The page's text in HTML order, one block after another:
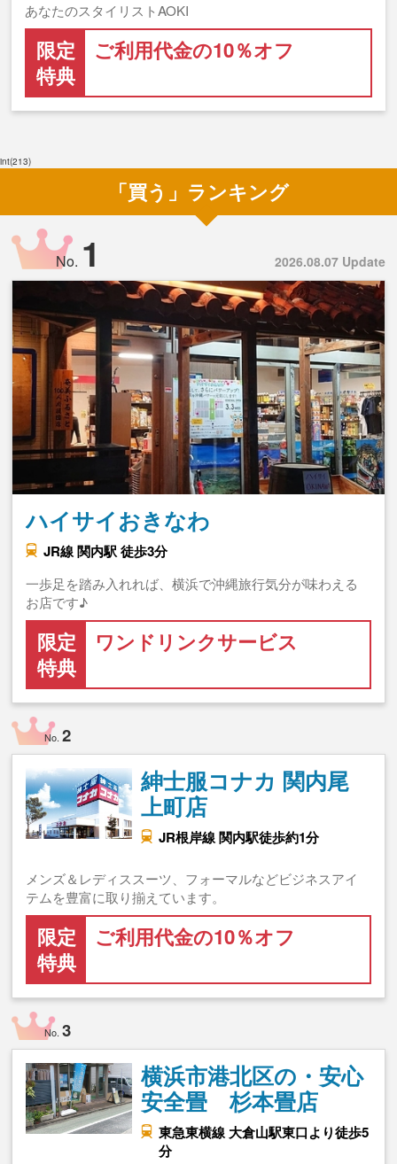
あなたのスタイリストAOKI
限定
特典
ご利用代金の10％オフ
int(213)
「買う」ランキング
2026.08.07 Update
No. 1
ハイサイおきなわ
JR線 関内駅 徒歩3分
一歩足を踏み入れれば、横浜で沖縄旅行気分が味わえる
お店です♪
限定
特典
ワンドリンクサービス
No.2
紳士服コナカ 関内尾
上町店
JR根岸線 関内駅徒歩約1分
メンズ＆レディススーツ、フォーマルなどビジネスアイ
テムを豊富に取り揃えています。
限定
特典
ご利用代金の10％オフ
No.3
横浜市港北区の・安心
安全畳 杉本畳店
東急東横線 大倉山駅東口より徒歩5
分